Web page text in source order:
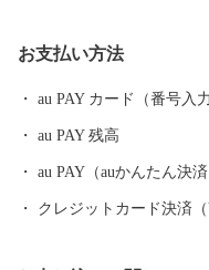
納税を通じて、益田市の魅
お支払い方法
au PAY カード（番号入
au PAY 残高
au PAY（auかんたん決
クレジットカード決済（